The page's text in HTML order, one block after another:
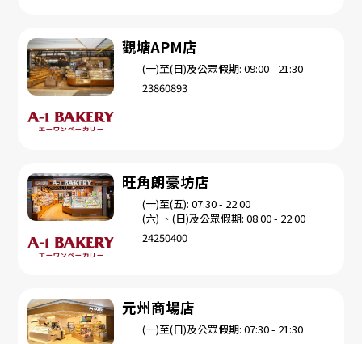
觀塘APM店
(一)至(日)及公眾假期: 09:00 - 21:30
23860893
旺角朗豪坊店
(一)至(五): 07:30 - 22:00
(六) 、(日)及公眾假期: 08:00 - 22:00
24250400
元州商場店
(一)至(日)及公眾假期: 07:30 - 21:30